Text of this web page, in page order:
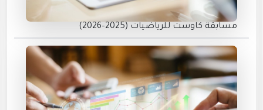
مسابقة كاوست للرياضيات (2025–2026)